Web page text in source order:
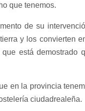
que tenemos.
de su
y los convierten
está demostrado
en la provincia
ciudadrealeña.